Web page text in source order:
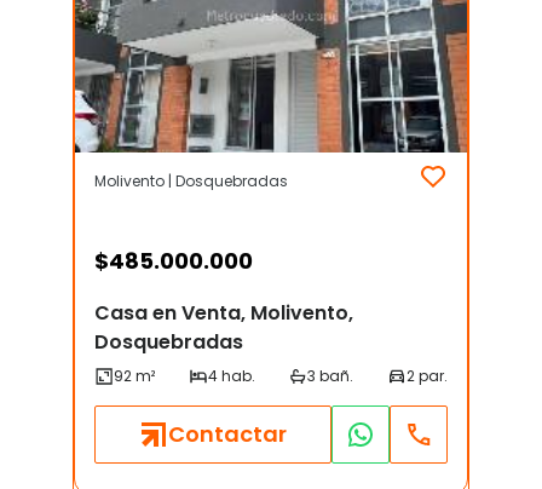
Molivento | Dosquebradas
$485.000.000
Casa en Venta, Molivento,
Dosquebradas
Contactar